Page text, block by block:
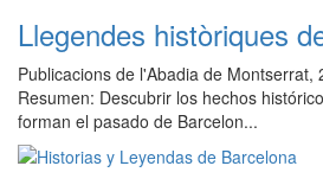
Llegendes històriques
Publicacions de l'Abadia de Montserrat,
Resumen: Descubrir los hechos
forman el pasado de Barcelon...